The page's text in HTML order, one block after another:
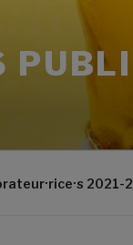
2021-